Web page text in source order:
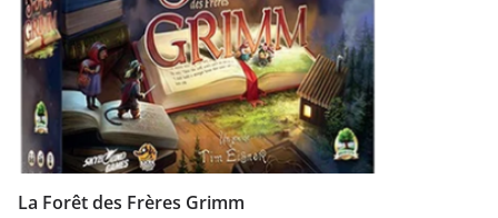
La Forêt des Frères Grimm